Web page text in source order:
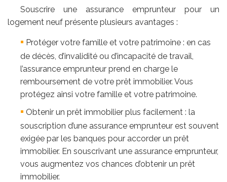
Souscrire une assurance emprunteur pour un
logement neuf présente plusieurs avantages :
Protéger votre famille et votre patrimoine : en cas
de décès, d’invalidité ou d’incapacité de travail,
l’assurance emprunteur prend en charge le
remboursement de votre prêt immobilier. Vous
protégez ainsi votre famille et votre patrimoine.
Obtenir un prêt immobilier plus facilement : la
souscription d’une assurance emprunteur est souvent
exigée par les banques pour accorder un prêt
immobilier. En souscrivant une assurance emprunteur,
vous augmentez vos chances d’obtenir un prêt
immobilier.